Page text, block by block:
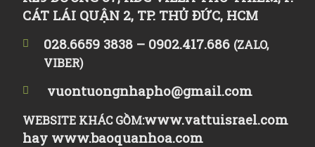
CÁT LÁI QUẬN 2, TP. THỦ ĐỨC, HCM
028.6659 3838 – 0902.417.686 (ZALO,
VIBER)
vuontuongnhapho@gmail.com
WEBSITE KHÁC GỒM:www.vattuisrael.com
hay www.baoquanhoa.com